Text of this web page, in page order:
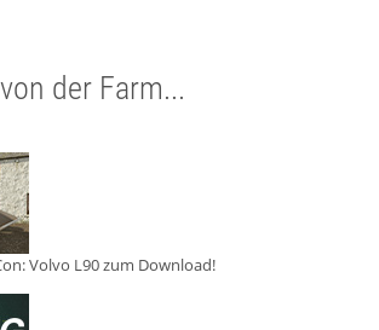
der Farm...
Volvo L90 zum Download!